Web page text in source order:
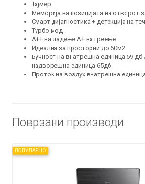
Тајмер
Меморија на позицијата на отворот
Смарт дијагностика + детекција на
Турбо мод
A++ на ладење А+ на греење
Идеална за простории до 60м2
Бучност на внатрешна единица 59 дб
надворешна единица 65дб
Проток на воздух внатрешна
Поврзани производи
ПОПУЛАРНО